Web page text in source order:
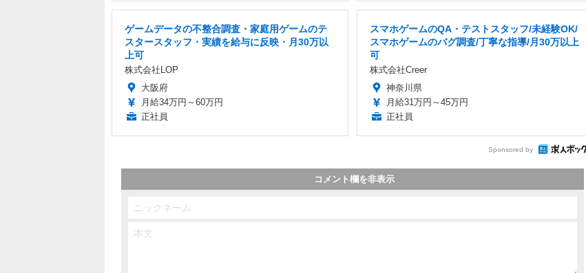
ゲームデータの不整合調査・家庭用ゲームのテ
スタースタッフ・実績を給与に反映・月30万以
上可
株式会社LOP
大阪府
月給34万円～60万円
正社員
スマホゲームのQA・テストスタッフ/未経験OK/
スマホゲームのバグ調査/丁寧な指導/月30万以上
可
株式会社Creer
神奈川県
月給31万円～45万円
正社員
Sponsored by
コメント欄を非表示